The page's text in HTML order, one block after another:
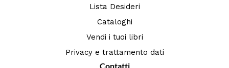
Lista Desideri
Cataloghi
Vendi i tuoi libri
Privacy e trattamento dati
Contatti